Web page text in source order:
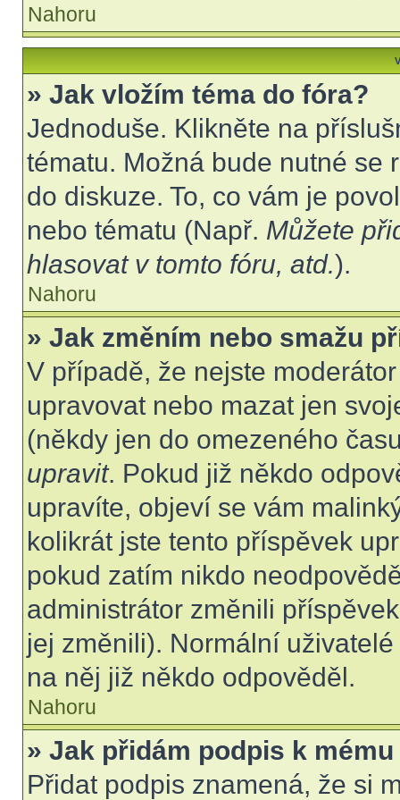
Nahoru
» Jak vložím téma do fóra?
Jednoduše. Klikněte na
tématu. Možná bude nutné se
do diskuze. To, co vám je
nebo tématu (Např. Můžete
hlasovat v tomto fóru, atd.).
Nahoru
» Jak změním nebo smažu
V případě, že nejste
upravovat nebo mazat jen
(někdy jen do omezeného
upravit. Pokud již někdo
upravíte, objeví se vám
kolikrát jste tento příspěvek
pokud zatím nikdo
administrátor změnili
jej změnili). Normální
na něj již někdo odpověděl.
Nahoru
» Jak přidám podpis k
Přidat podpis znamená, že si